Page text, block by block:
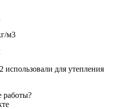
м3
для утепления
работы?